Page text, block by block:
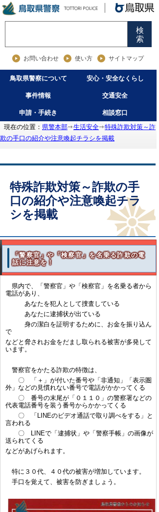
検
索
お問い合わせ 使い方 サイトマップ
鳥取県警察について 安心・安全なくらし
事件情報 交通安全
申請・手続き
相談窓口
現在の位置： 県警本部 生活安全
特殊詐欺対策～詐
欺の手口の紹介や注意喚起チラシを掲載
特殊詐欺対策～詐欺の手
口の紹介や注意喚起チラ
シを掲載
「警察官」や「検察官」を名乗る詐欺の電
話に注意を！
県内で、「警察官」や「検察官」を名乗る者から
電話があり、
あなたを犯人として捜査している
あなたに逮捕状が出ている
身の潔白を証明するために、お金を振り込ん
で
などと脅されお金をだまし取られる被害が多発して
います。
警察官をかたる詐欺の特徴は、
〇 「＋」が付いた番号や「非通知」「表示圏
外」などの見慣れない番号で電話がかかってくる
〇 番号の末尾が「０１１０」の警察署などの
代表電話番号を装う番号からかかってくる
〇 「LINEのビデオ通話で取り調べをする」と
言われる
〇 LINEで「逮捕状」や「警察手帳」の画像が
送られてくる
などがあげられます。
特に３０代、４０代の被害が増加しています。
手口を覚えて、被害を防ぎましょう。